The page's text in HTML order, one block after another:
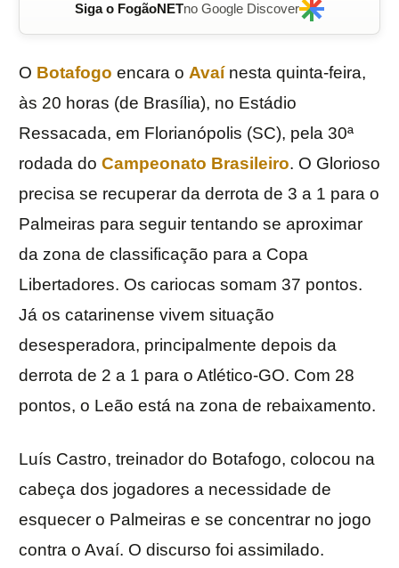
Siga o FogãoNETno Google Discover
O Botafogo encara o Avaínesta quinta-feira,
às 20 horas (de Brasília), no Estádio
Ressacada, em Florianópolis (SC), pela 30ª
rodada do Campeonato Brasileiro. O Glorioso
precisa se recuperar da derrota de 3 a 1 para o
Palmeiras para seguir tentando se aproximar
da zona de classificação para a Copa
Libertadores. Os cariocas somam 37 pontos.
Já os catarinense vivem situação
desesperadora, principalmente depois da
derrota de 2 a 1 para o Atlético-GO. Com 28
pontos, o Leão está na zona de rebaixamento.
Luís Castro, treinador do Botafogo, colocou na
cabeça dos jogadores a necessidade de
esquecer o Palmeiras e se concentrar no jogo
contra o Avaí. O discurso foi assimilado.